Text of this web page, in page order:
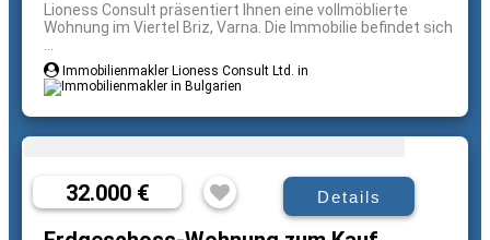
Lioness Consult präsentiert Ihnen eine vollmöblierte
Wohnung im Viertel Briz, Varna. Die Immobilie befindet sich
Immobilienmakler Lioness Consult Ltd. in
32.000 € Details